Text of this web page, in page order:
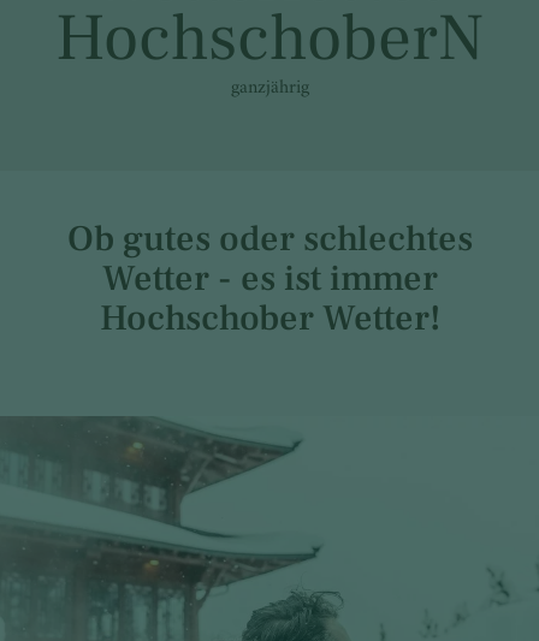
HochschoberN
ganzjährig
Ob gutes oder schlechtes
Wetter - es ist immer
Hochschober Wetter!